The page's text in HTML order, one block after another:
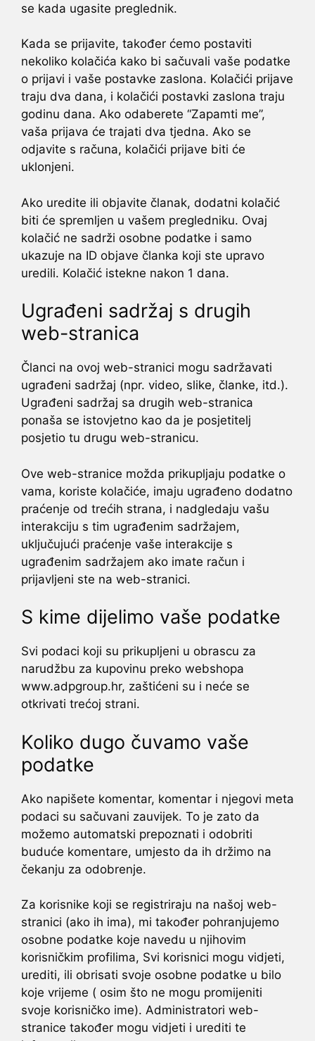
se kada ugasite preglednik.
Kada se prijavite, također ćemo postaviti
nekoliko kolačića kako bi sačuvali vaše podatke
o prijavi i vaše postavke zaslona. Kolačići prijave
traju dva dana, i kolačići postavki zaslona traju
godinu dana. Ako odaberete “Zapamti me”,
vaša prijava će trajati dva tjedna. Ako se
odjavite s računa, kolačići prijave biti će
uklonjeni.
Ako uredite ili objavite članak, dodatni kolačić
biti će spremljen u vašem pregledniku. Ovaj
kolačić ne sadrži osobne podatke i samo
ukazuje na ID objave članka koji ste upravo
uredili. Kolačić istekne nakon 1 dana.
Ugrađeni sadržaj s drugih
web-stranica
Članci na ovoj web-stranici mogu sadržavati
ugrađeni sadržaj (npr. video, slike, članke, itd.).
Ugrađeni sadržaj sa drugih web-stranica
ponaša se istovjetno kao da je posjetitelj
posjetio tu drugu web-stranicu.
Ove web-stranice možda prikupljaju podatke o
vama, koriste kolačiće, imaju ugrađeno dodatno
praćenje od trećih strana, i nadgledaju vašu
interakciju s tim ugrađenim sadržajem,
uključujući praćenje vaše interakcije s
ugrađenim sadržajem ako imate račun i
prijavljeni ste na web-stranici.
S kime dijelimo vaše podatke
Svi podaci koji su prikupljeni u obrascu za
narudžbu za kupovinu preko webshopa
www.adpgroup.hr, zaštićeni su i neće se
otkrivati trećoj strani.
Koliko dugo čuvamo vaše
podatke
Ako napišete komentar, komentar i njegovi meta
podaci su sačuvani zauvijek. To je zato da
možemo automatski prepoznati i odobriti
buduće komentare, umjesto da ih držimo na
čekanju za odobrenje.
Za korisnike koji se registriraju na našoj web-
stranici (ako ih ima), mi također pohranjujemo
osobne podatke koje navedu u njihovim
korisničkim profilima, Svi korisnici mogu vidjeti,
urediti, ili obrisati svoje osobne podatke u bilo
koje vrijeme ( osim što ne mogu promijeniti
svoje korisničko ime). Administratori web-
stranice također mogu vidjeti i urediti te